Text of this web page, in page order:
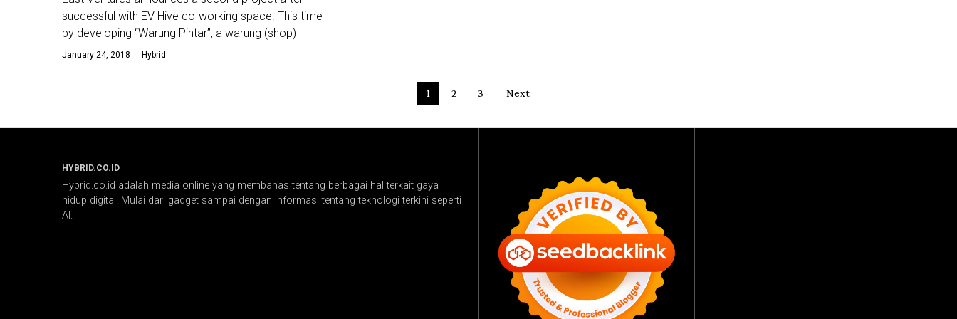
successful with EV Hive co-working space. This time
by developing “Warung Pintar”, a warung (shop)
January 24, 2018 Hybrid
1 2 3 Next
HYBRID.CO.ID
Hybrid.co.id adalah media online yang membahas tentang berbagai hal terkait gaya
hidup digital. Mulai dari gadget sampai dengan informasi tentang teknologi terkini seperti
AI.